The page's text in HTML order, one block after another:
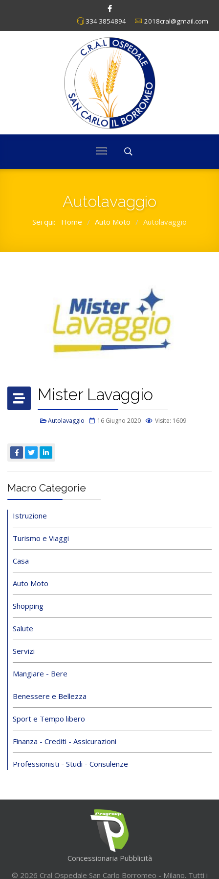
334 3854894 2018cral@gmail.com
Autolavaggio
Sei qui: Home / Auto Moto / Autolavaggio
Mister Lavaggio
Autolavaggio 16 Giugno 2020 Visite: 1609
Macro Categorie
Istruzione
Turismo e Viaggi
Casa
Auto Moto
Shopping
Salute
Servizi
Mangiare - Bere
Benessere e Bellezza
Sport e Tempo libero
Finanza - Crediti - Assicurazioni
Professionisti - Studi - Consulenze
Concessionaria Pubblicità
© 2026 Cral Ospedale San Carlo Borromeo - Milano. Tutti i